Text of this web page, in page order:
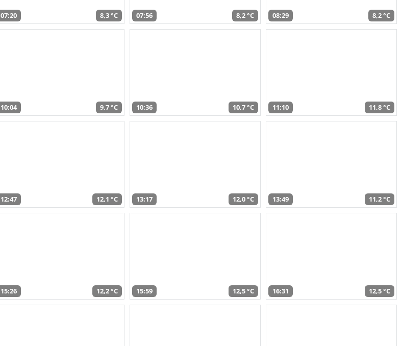
07:20 8,3 °C 07:56 8,2 °C 08:29 8,2 °C
10:04 9,7 °C 10:36 10,7 °C 11:10 11,8 °C
12:47 12,1 °C 13:17 12,0 °C 13:49 11,2 °C
15:26 12,2 °C 15:59 12,5 °C 16:31 12,5 °C